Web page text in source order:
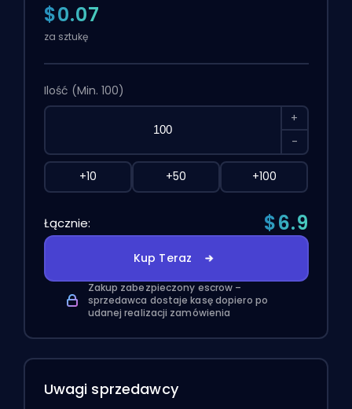
$0.07
za sztukę
Ilość (Min. 100)
+
-
+10 +50 +100
Łącznie: $6.9
Kup Teraz
Zakup zabezpieczony escrow –
sprzedawca dostaje kasę dopiero po
udanej realizacji zamówienia
Uwagi sprzedawcy